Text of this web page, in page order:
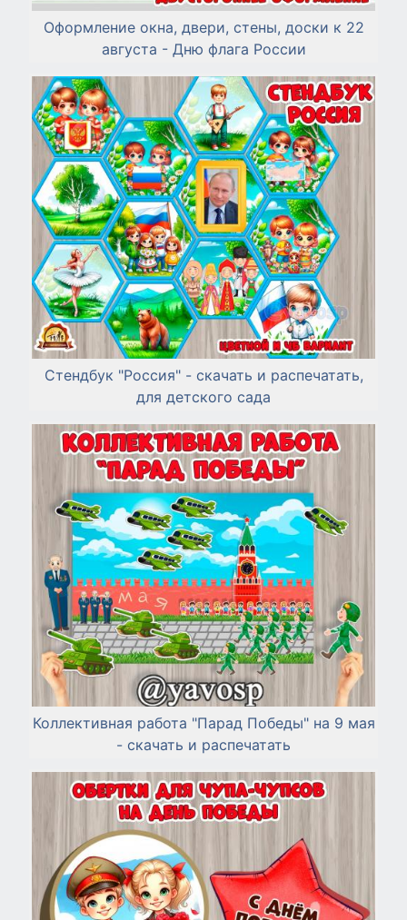
Оформление окна, двери, стены, доски к 22
августа - Дню флага России
Стендбук "Россия" - скачать и распечатать,
для детского сада
Коллективная работа "Парад Победы" на 9 мая
- скачать и распечатать